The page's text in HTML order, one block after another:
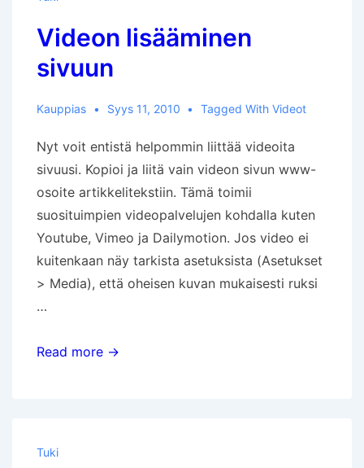
Videon lisääminen
sivuun
Kauppias Syys 11, 2010 Tagged WithVideot
Nyt voit entistä helpommin liittää videoita
sivuusi. Kopioi ja liitä vain videon sivun www-
osoite artikkelitekstiin. Tämä toimii
suosituimpien videopalvelujen kohdalla kuten
Youtube, Vimeo ja Dailymotion. Jos video ei
kuitenkaan näy tarkista asetuksista (Asetukset
> Media), että oheisen kuvan mukaisesti ruksi
…
Videon
Read more →
Tuki